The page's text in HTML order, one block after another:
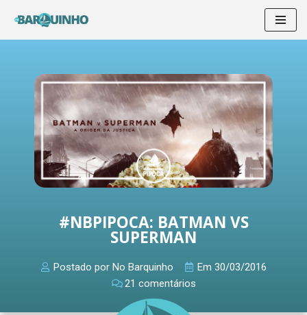
Pular
conteúdo
#NBPIPOCA: BATMAN VS
SUPERMAN
Postado por No Barquinho Em 30/03/2016
21 comentários